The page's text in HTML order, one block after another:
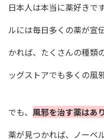
日本人は本当に薬好きで
ルには毎日多くの薬が宣
かれば、たくさんの種類
ッグストアでも多くの風
でも、 風邪を治す薬はあ
薬が見つかれば、ノーベ